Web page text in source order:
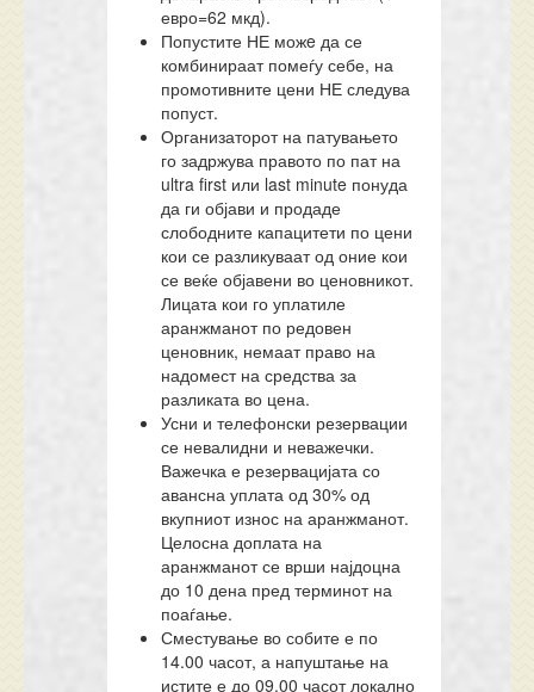
евро=62 мкд).
Попустите НЕ можe да се
комбинираат помеѓу себе, на
промотивните цени НЕ следува
попуст.
Организаторот на патувањето
го задржува правото по пат на
ultra first или last minute понуда
да ги објави и продаде
слободните капацитети по цени
кои се разликуваат од оние кои
се веќе објавени во ценовникот.
Лицата кои го уплатиле
аранжманот по редовен
ценовник, немаат право на
надомест на средства за
разликата во цена.
Усни и телефонски резервации
се невалидни и неважечки.
Важечка е резервацијата со
авансна уплата од 30% од
вкупниот износ на аранжманот.
Целосна доплата на
аранжманот се врши најдоцна
до 10 дена пред терминот на
поаѓање.
Сместување во собите е по
14.00 часот, а напуштање на
истите е до 09.00 часот локално